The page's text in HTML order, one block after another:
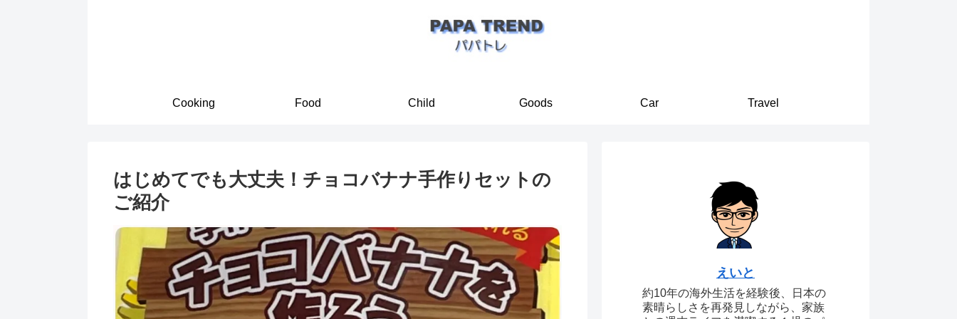
Cooking Food Child Goods Car Travel
はじめてでも大丈夫！チョコバナナ手作りセットの
ご紹介
えいと
約10年の海外生活を経験後、日本の
素晴らしさを再発見しながら、家族